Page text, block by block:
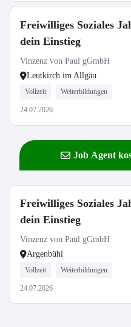
Freiwilliges Soziales
dein Einstieg
Vinzenz von Paul gGmbH
Leutkirch im Allgäu
Vollzeit Weiterbildungen
24.07.2026
Job Agent
Freiwilliges Soziales
dein Einstieg
Vinzenz von Paul gGmbH
Argenbühl
Vollzeit Weiterbildungen
24.07.2026